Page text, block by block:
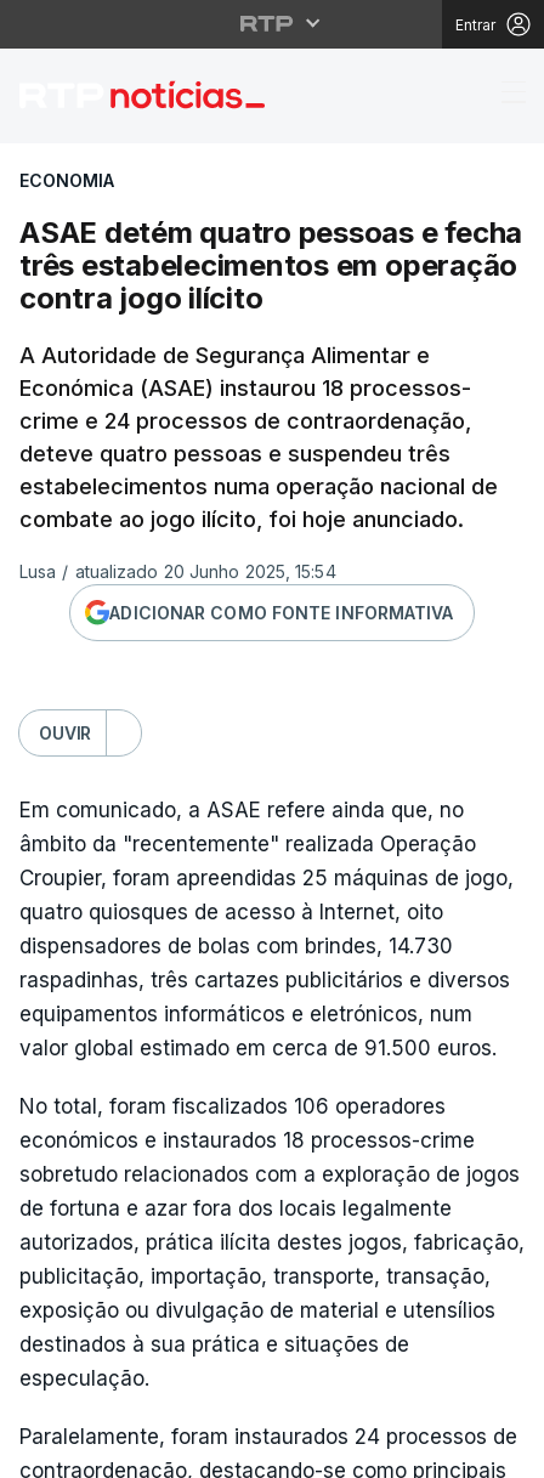
Entrar
ASAE detém quatro
ECONOMIA
ASAE detém quatro pessoas e fecha
três estabelecimentos em operação
contra jogo ilícito
A Autoridade de Segurança Alimentar e
Económica (ASAE) instaurou 18 processos-
crime e 24 processos de contraordenação,
deteve quatro pessoas e suspendeu três
estabelecimentos numa operação nacional de
combate ao jogo ilícito, foi hoje anunciado.
Lusa / atualizado 20 Junho 2025, 15:54
ADICIONAR COMO FONTE INFORMATIVA
OUVIR
Em comunicado, a ASAE refere ainda que, no
âmbito da "recentemente" realizada Operação
Croupier, foram apreendidas 25 máquinas de jogo,
quatro quiosques de acesso à Internet, oito
dispensadores de bolas com brindes, 14.730
raspadinhas, três cartazes publicitários e diversos
equipamentos informáticos e eletrónicos, num
valor global estimado em cerca de 91.500 euros.
No total, foram fiscalizados 106 operadores
económicos e instaurados 18 processos-crime
sobretudo relacionados com a exploração de jogos
de fortuna e azar fora dos locais legalmente
autorizados, prática ilícita destes jogos, fabricação,
publicitação, importação, transporte, transação,
exposição ou divulgação de material e utensílios
destinados à sua prática e situações de
especulação.
Paralelamente, foram instaurados 24 processos de
contraordenação, destacando-se como principais